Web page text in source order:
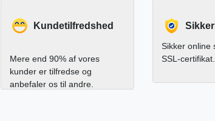
Kundetilfredshed
Mere end 90% af vores
kunder er tilfredse og
anbefaler os til andre.
Sikker online
SSL-certifikat.